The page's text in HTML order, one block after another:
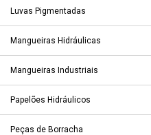
Luvas Pigmentadas
Mangueiras Hidráulicas
Mangueiras Industriais
Papelões Hidráulicos
Peças de Borracha